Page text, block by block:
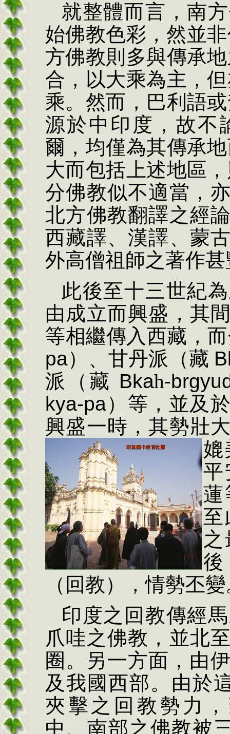
就整體而言，南
始佛教色彩 ，然並
方佛教則多與傳承
合，以大乘為主，
乘。然而，巴利語
源於中印度，故不
爾，均僅為其傳承
大而包括上述地區
分佛教似不適當，
北方佛教翻譯之經
西藏譯、漢譯、蒙
外高僧祖師之著作
此後至十三世紀
由成立而興盛，其
等相繼傳入西藏，
pa）、甘丹派（藏
派（藏 Bkah-
kya-pa）等，並及
興盛一時，其勢壯
媲
平
蓮
至
後
（回教），情勢丕
印度之 回教傳經
爪哇之佛教，並北
圈 。另一方面，由
及我國西部。由於
夾擊之回教勢力
中、南部之佛教被